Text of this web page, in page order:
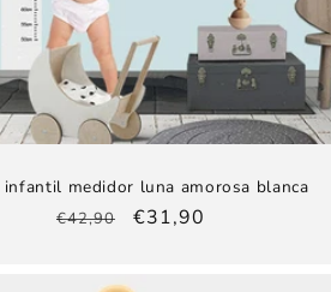
medidor luna amorosa blanca
Precio
€42,90
Precio
€31,90